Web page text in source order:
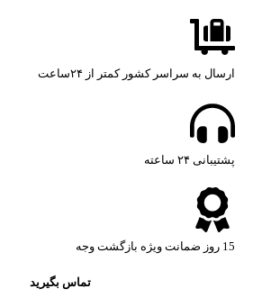
ارسال به سراسر کشور کمتر از ۲۴ساعت
پشتیبانی ۲۴ ساعته​
15 روز ضمانت ویژه بازگشت وجه
تماس بگیرید